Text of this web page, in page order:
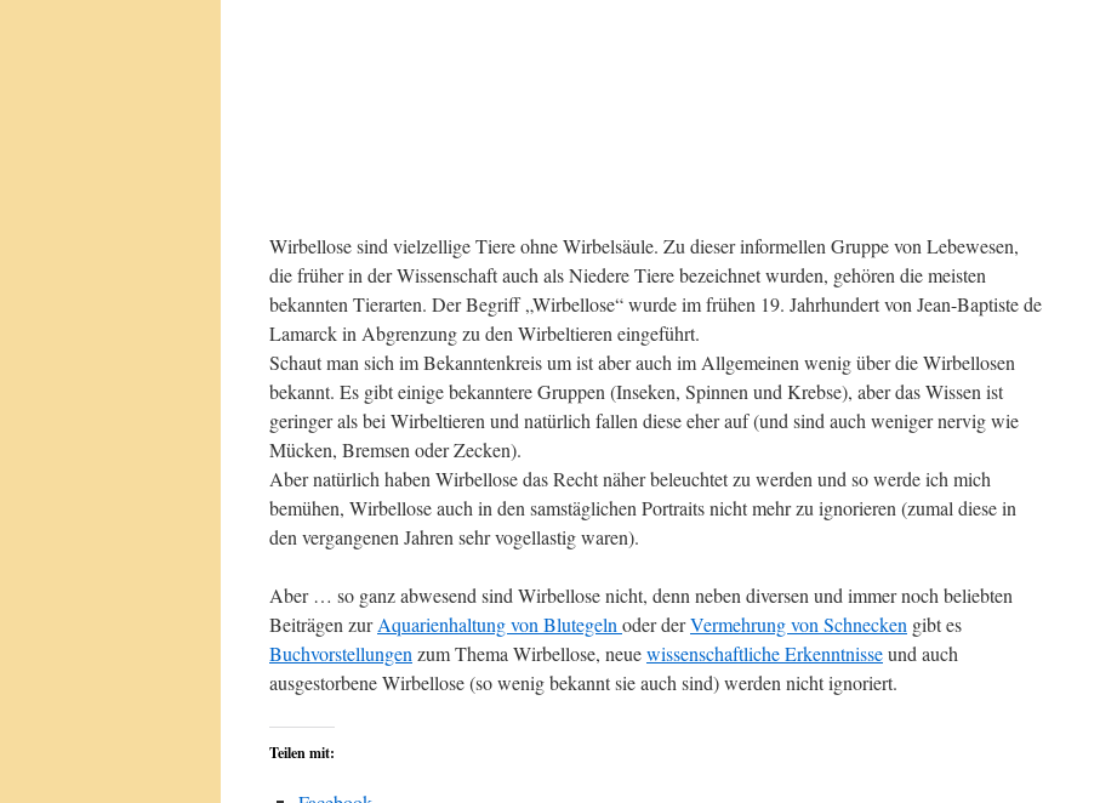
Wirbellose sind vielzellige Tiere ohne Wirbelsäule. Zu dieser informellen Gruppe von Lebewesen,
die früher in der Wissenschaft auch als Niedere Tiere bezeichnet wurden, gehören die meisten
bekannten Tierarten. Der Begriff „Wirbellose“ wurde im frühen 19. Jahrhundert von Jean-Baptiste de
Lamarck in Abgrenzung zu den Wirbeltieren eingeführt.
Schaut man sich im Bekanntenkreis um ist aber auch im Allgemeinen wenig über die Wirbellosen
bekannt. Es gibt einige bekanntere Gruppen (Inseken, Spinnen und Krebse), aber das Wissen ist
geringer als bei Wirbeltieren und natürlich fallen diese eher auf (und sind auch weniger nervig wie
Mücken, Bremsen oder Zecken).
Aber natürlich haben Wirbellose das Recht näher beleuchtet zu werden und so werde ich mich
bemühen, Wirbellose auch in den samstäglichen Portraits nicht mehr zu ignorieren (zumal diese in
den vergangenen Jahren sehr vogellastig waren).
Aber … so ganz abwesend sind Wirbellose nicht, denn neben diversen und immer noch beliebten
Beiträgen zurAquarienhaltung von Blutegeln oder derVermehrung von Schnecken gibt es
Buchvorstellungen zum Thema Wirbellose, neuewissenschaftliche Erkenntnisseund auch
ausgestorbene Wirbellose (so wenig bekannt sie auch sind) werden nicht ignoriert.
Teilen mit: